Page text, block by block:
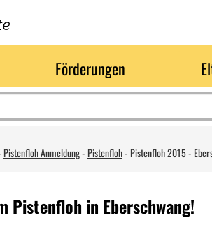
Förderungen
Pistenfloh Anmeldung-Pistenfloh-Pistenfloh 2015 -
Pistenfloh in Eberschwang!